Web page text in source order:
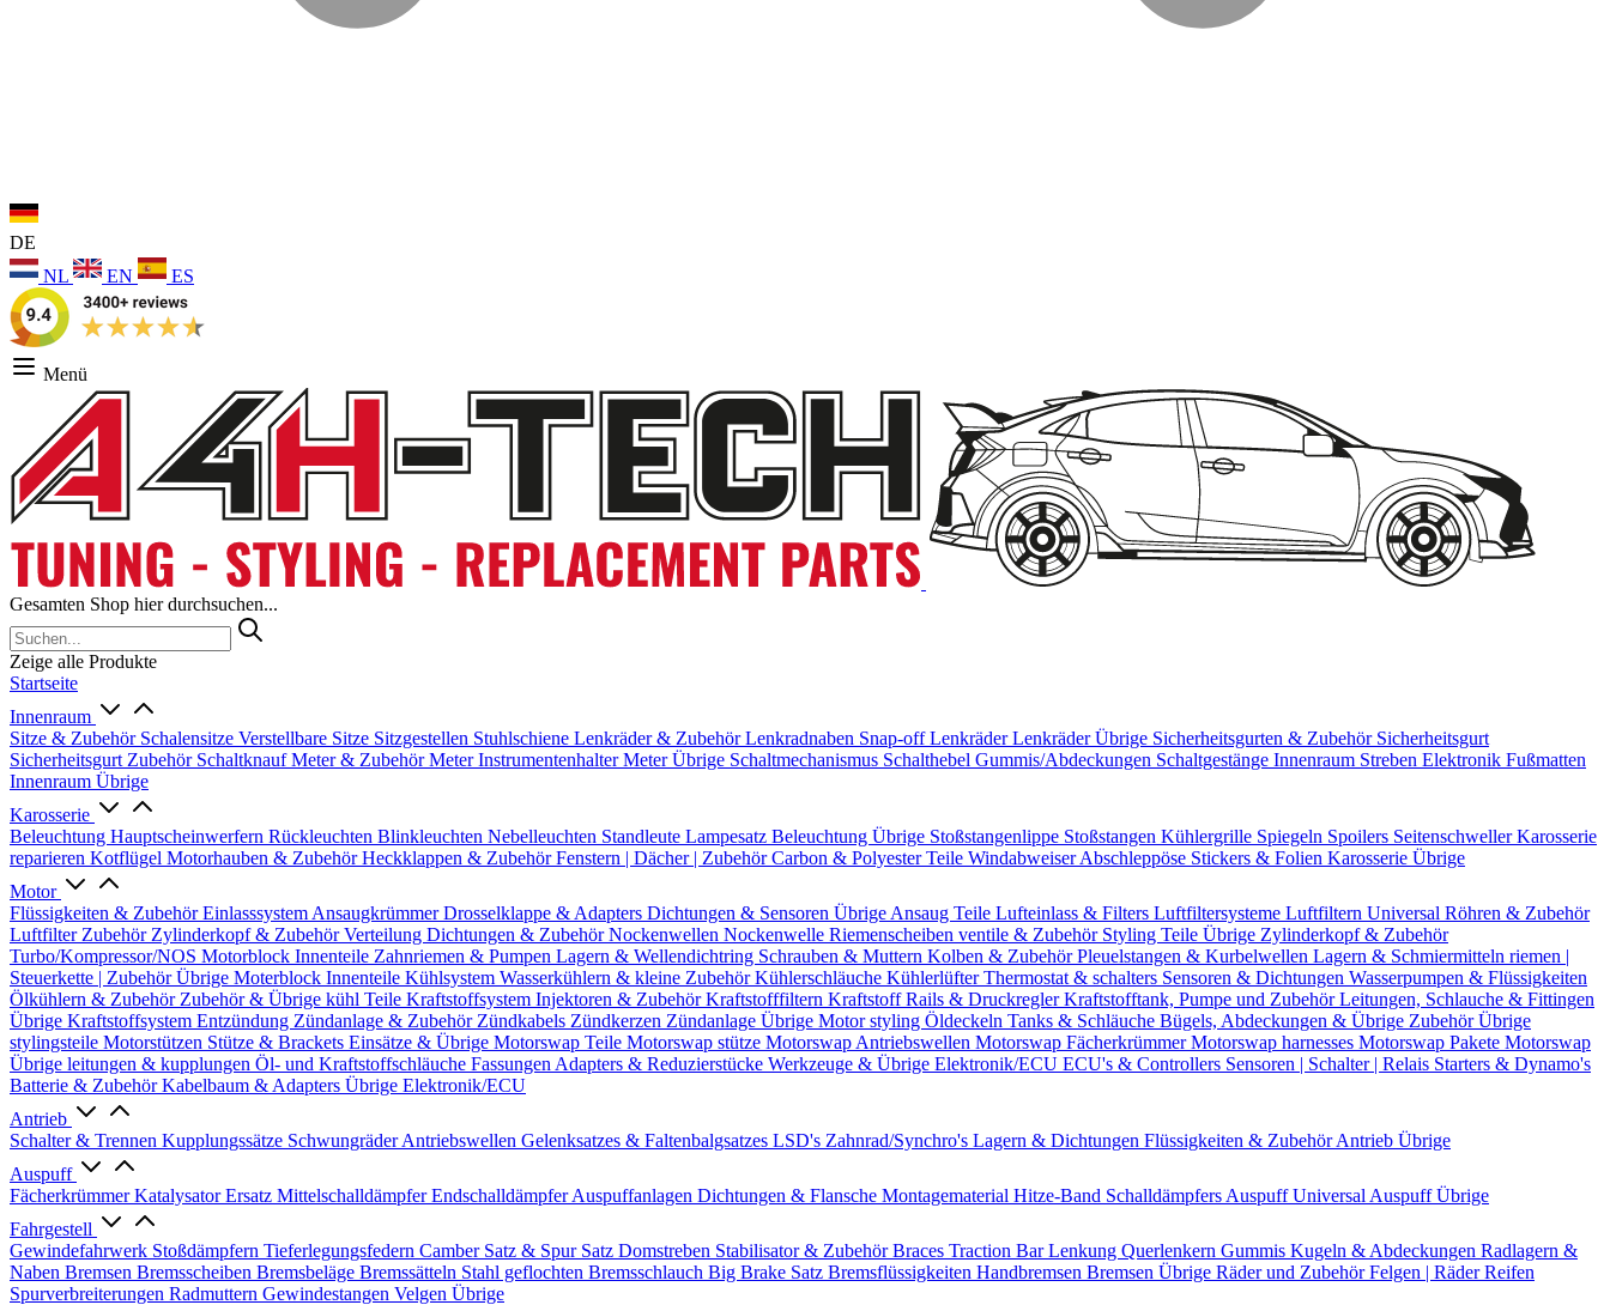
DE
NL
EN ES
Menü
Gesamten Shop hier durchsuchen...
Zeige alle Produkte
Startseite
Innenraum
Sitze & Zubehör Schalensitze Verstellbare Sitze Sitzgestellen Stuhlschiene Lenkräder & ZubehörLenkradnaben Snap-offLenkräderLenkräder Übrige Sicherheitsgurten & Zubehör Sicherheitsgurt
Sicherheitsgurt Zubehör SchaltknaufMeter & ZubehörMeterInstrumentenhalterMeter Übrige Schaltmechanismus Schalthebel Gummis/Abdeckungen Schaltgestänge Innenraum Streben Elektronik Fußmatten
Innenraum Übrige
Karosserie
Beleuchtung Hauptscheinwerfern Rückleuchten Blinkleuchten Nebelleuchten Standleute Lampesatz Beleuchtung Übrige Stoßstangenlippe Stoßstangen Kühlergrille Spiegeln Spoilers SeitenschwellerKarosserie
reparieren Kotflügel Motorhauben & ZubehörHeckklappen & ZubehörFenstern | Dächer | ZubehörCarbon & Polyester Teile WindabweiserAbschleppöse Stickers & Folien Karosserie Übrige
Motor
Flüssigkeiten & ZubehörEinlasssystem AnsaugkrümmerDrosselklappe & Adapters Dichtungen & Sensoren Übrige Ansaug Teile Lufteinlass & Filters Luftfiltersysteme Luftfiltern Universal Röhren & Zubehör
Luftfilter Zubehör Zylinderkopf & ZubehörVerteilung Dichtungen & ZubehörNockenwellen Nockenwelle Riemenscheiben ventile & Zubehör Styling Teile Übrige Zylinderkopf & Zubehör
Turbo/Kompressor/NOS Motorblock Innenteile Zahnriemen & Pumpen Lagern & Wellendichtring Schrauben & Muttern Kolben & ZubehörPleuelstangen & Kurbelwellen Lagern & Schmiermitteln riemen |
Steuerkette | ZubehörÜbrige Moterblock Innenteile Kühlsystem Wasserkühlern & kleine ZubehörKühlerschläuche KühlerlüfterThermostat & schalters Sensoren & Dichtungen Wasserpumpen & Flüssigkeiten
Ölkühlern & Zubehör Zubehör & Übrige kühl Teile Kraftstoffsystem Injektoren & ZubehörKraftstofffiltern Kraftstoff Rails & DruckreglerKraftstofftank, Pumpe und ZubehörLeitungen, Schlauche & Fittingen
Übrige Kraftstoffsystem Entzündung Zündanlage & Zubehör Zündkabels Zündkerzen Zündanlage Übrige Motor styling Öldeckeln Tanks & Schläuche Bügels, Abdeckungen & Übrige ZubehörÜbrige
stylingsteile Motorstützen Stütze & Brackets Einsätze & Übrige Motorswap Teile Motorswap stütze Motorswap Antriebswellen Motorswap FächerkrümmerMotorswap harnesses Motorswap Pakete Motorswap
Übrige leitungen & kupplungen Öl- und Kraftstoffschläuche Fassungen Adapters & Reduzierstücke Werkzeuge & Übrige Elektronik/ECU ECU's & Controllers Sensoren | Schalter | Relais Starters & Dynamo's
Batterie & ZubehörKabelbaum & Adapters Übrige Elektronik/ECU
Antrieb
Schalter & Trennen Kupplungssätze SchwungräderAntriebswellen Gelenksatzes & Faltenbalgsatzes LSD's Zahnrad/Synchro's Lagern & Dichtungen Flüssigkeiten & ZubehörAntrieb Übrige
Auspuff
FächerkrümmerKatalysator Ersatz MittelschalldämpferEndschalldämpferAuspuffanlagen Dichtungen & Flansche Montagematerial Hitze-Band Schalldämpfers Auspuff Universal Auspuff Übrige
Fahrgestell
Gewindefahrwerk Stoßdämpfern Tieferlegungsfedern Camber Satz & Spur Satz Domstreben Stabilisator & ZubehörBraces Traction BarLenkung Querlenkern Gummis Kugeln & Abdeckungen Radlagern &
Naben Bremsen Bremsscheiben Bremsbeläge Bremssätteln Stahl geflochten Bremsschlauch Big Brake Satz Bremsflüssigkeiten Handbremsen Bremsen Übrige Räder und ZubehörFelgen | RäderReifen
Spurverbreiterungen Radmuttern Gewindestangen Velgen Übrige